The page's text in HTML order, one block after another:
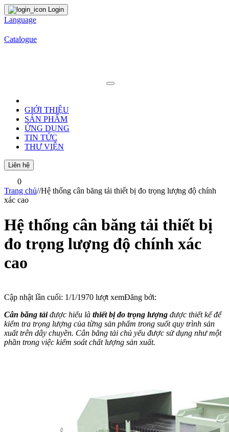
Login
Language
Catalogue
GIỚI THIỆU
SẢN PHẨM
ỨNG DỤNG
TIN TỨC
THƯ VIỆN
Liên hệ
0
Trang chủ//Hệ thống cân băng tải thiết bị đo trọng lượng độ chính
xác cao
Hệ thống cân băng tải thiết bị
đo trọng lượng độ chính xác
cao
Cập nhật lần cuối: 1/1/1970 lượt xemĐăng bởi:
Cân băng tảiđược hiểu là thiết bị đo trọng lượng được thiết kế để
kiểm tra trọng lượng của từng sản phẩm trong suốt quy trình sản
xuất trên dây chuyền. Cân băng tải chủ yếu được sử dụng như một
phần trong việc kiểm soát chất lượng sản xuất.